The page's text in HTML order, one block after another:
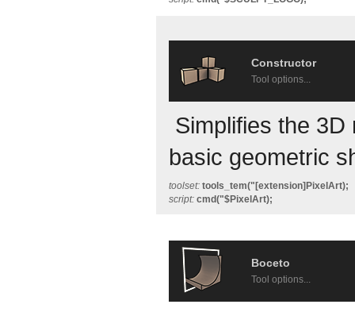
Constructor
Tool options...
Simplifies the
basic geometric
toolset: tools_tem("[extension]PixelArt);
script: cmd("$PixelArt);
Boceto
Tool options...